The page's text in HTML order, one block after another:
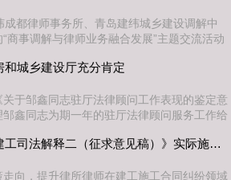
并在"实践者分享"环节发表主题演讲，分享
都律师事务所、青岛建纬城乡建设调解中
商事调解与律师业务融合发展”主题交流活动
人士，共同探讨商事调解与律师业务协同发
都律师事务所主任、成都建纬商事调解中心
城乡建设厅充分肯定
于邹鑫同志驻厅法律顾问工作表现的鉴定意
鑫同志为期一年的驻厅法律顾问服务工作给
鑫同志常驻四川省住房和城乡建设厅，开展
期间，在律所和团队的全力支持下邹鑫同志
聚焦新规・精研实务｜我所举办《建工司法解释二（征求意见稿）》实际施工人裁判规则专题内训
向，提升律所律师在建工施工合同纠纷领域